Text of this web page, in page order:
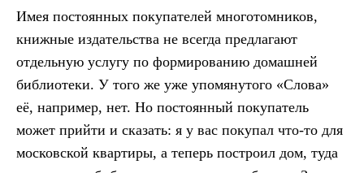
Имея постоянных покупателей многотомников,
книжные издательства не всегда предлагают
отдельную услугу по формированию домашней
библиотеки. У того же уже упомянутого «Слова»
её, например, нет. Но постоянный покупатель
может прийти и сказать: я у вас покупал что-то для
московской квартиры, а теперь построил дом, туда